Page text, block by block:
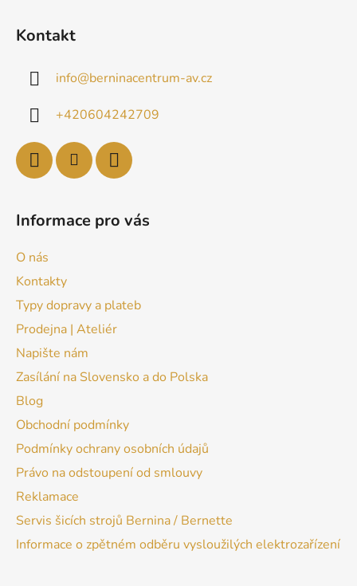
Kontakt
info@berninacentrum-av.cz
+420604242709
Informace pro vás
O nás
Kontakty
Typy dopravy a plateb
Prodejna | Ateliér
Napište nám
Zasílání na Slovensko a do Polska
Blog
Obchodní podmínky
Podmínky ochrany osobních údajů
Právo na odstoupení od smlouvy
Reklamace
Servis šicích strojů Bernina / Bernette
Informace o zpětném odběru vysloužilých elektrozařízení